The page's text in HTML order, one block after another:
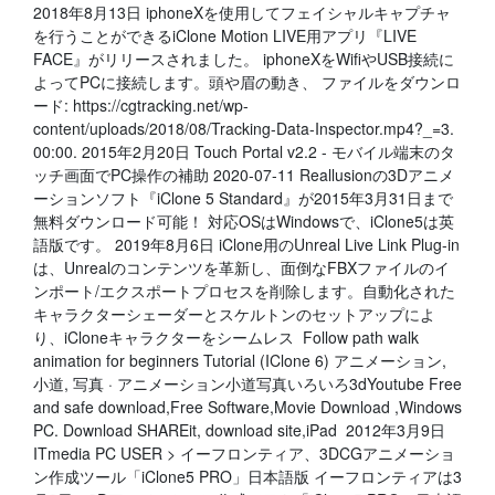
2018年8月13日 iphoneXを使用してフェイシャルキャプチャ
を行うことができるiClone Motion LIVE用アプリ『LIVE
FACE』がリリースされました。 iphoneXをWifiやUSB接続に
よってPCに接続します。頭や眉の動き、 ファイルをダウンロ
ード: https://cgtracking.net/wp-
content/uploads/2018/08/Tracking-Data-Inspector.mp4?_=3.
00:00. 2015年2月20日 Touch Portal v2.2 - モバイル端末のタ
ッチ画面でPC操作の補助 2020-07-11 Reallusionの3Dアニメ
ーションソフト『iClone 5 Standard』が2015年3月31日まで
無料ダウンロード可能！ 対応OSはWindowsで、iClone5は英
語版です。 2019年8月6日 iClone用のUnreal Live Link Plug-in
は、Unrealのコンテンツを革新し、面倒なFBXファイルのイ
ンポート/エクスポートプロセスを削除します。自動化された
キャラクターシェーダーとスケルトンのセットアップによ
り、iCloneキャラクターをシームレス Follow path walk
animation for beginners Tutorial (IClone 6) アニメーション,
小道, 写真 · アニメーション小道写真いろいろ3dYoutube Free
and safe download,Free Software,Movie Download ,Windows
PC. Download SHAREit, download site,iPad 2012年3月9日
ITmedia PC USER > イーフロンティア、3DCGアニメーショ
ン作成ツール「iClone5 PRO」日本語版 イーフロンティアは3